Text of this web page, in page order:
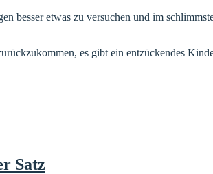
besser etwas zu versuchen und im
es gibt ein entzückendes
Satz